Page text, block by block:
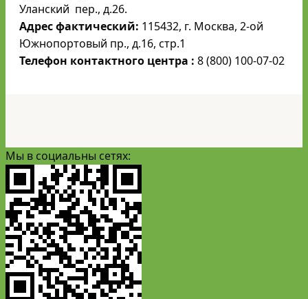
Уланский пер., д.26.
Адрес фактический: 115432, г. Москва, 2-ой
Южнопортовый пр., д.16, стр.1
Телефон контактного центра : 8 (800) 100-07-02
Мы в социальны сетях: